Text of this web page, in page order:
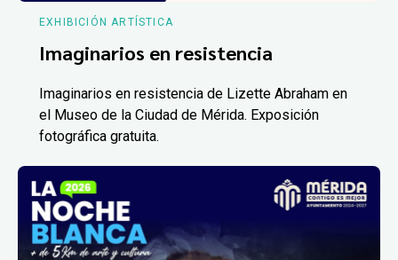
EXHIBICIÓN ARTÍSTICA
Imaginarios en resistencia
Imaginarios en resistencia de Lizette Abraham en
el Museo de la Ciudad de Mérida. Exposición
fotográfica gratuita.